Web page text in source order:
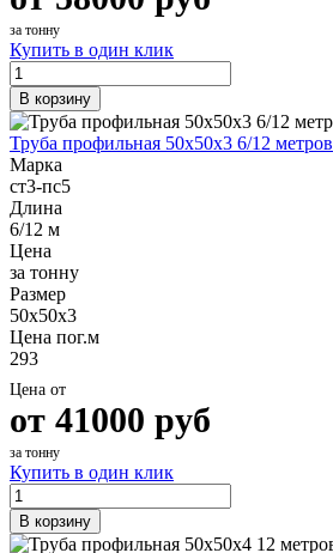
за тонну
Купить в один клик
В корзину
Труба профильная 50х50х3 6/12 метров
Марка
ст3-пс5
Длина
6/12 м
Цена
за тонну
Размер
50х50х3
Цена пог.м
293
Цена от
от 41000 руб
за тонну
Купить в один клик
В корзину